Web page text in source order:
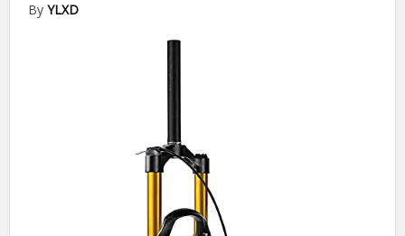
ByYLXD